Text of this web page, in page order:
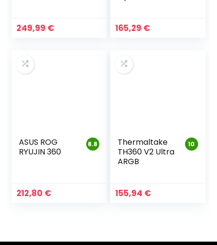
249,99 € 165,29 €
8.8
ASUS ROG
RYUJIN 360
212,80 €
10
Thermaltake
TH360 V2 Ultra
ARGB
155,94 €